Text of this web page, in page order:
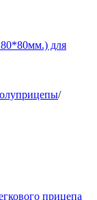
для
/
прицепа